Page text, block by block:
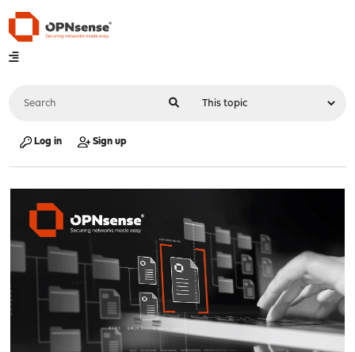
Log in Sign up